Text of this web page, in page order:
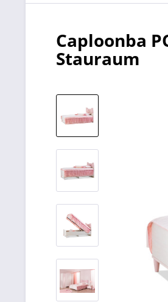
Caploonba
Stauraum